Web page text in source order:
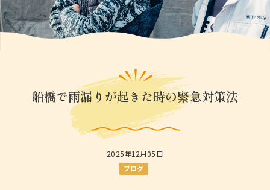
船橋で雨漏りが起きた時の緊急対策法
2025年12月05日
ブログ